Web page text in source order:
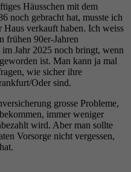
Häusschen mit dem
noch gebracht hat, musste ich
verkauft haben. Ich weiss
frühen 90er-Jahren
Jahr 2025 noch bringt, wenn
ist. Man kann ja mal
wie sicher ihre
Oder sind.
grosse Probleme,
immer weniger
wird. Aber man sollte
Vorsorge nicht vergessen,